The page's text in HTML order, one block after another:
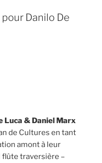
Danilo De
Luca & Daniel Marx
de Cultures en tant
amont à leur
traversière –